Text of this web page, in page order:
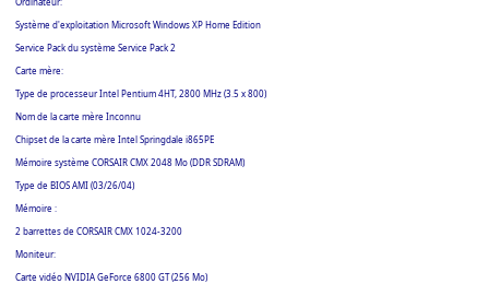
Système d'exploitation Microsoft Windows XP Home Edition
Service Pack du système Service Pack 2
Carte mère:
Type de processeur Intel Pentium 4HT, 2800 MHz (3.5 x 800)
Nom de la carte mère Inconnu
Chipset de la carte mère Intel Springdale i865PE
Mémoire système CORSAIR CMX 2048 Mo (DDR SDRAM)
Type de BIOS AMI (03/26/04)
Mémoire :
2 barrettes de CORSAIR CMX 1024-3200
Moniteur:
Carte vidéo NVIDIA GeForce 6800 GT (256 Mo)